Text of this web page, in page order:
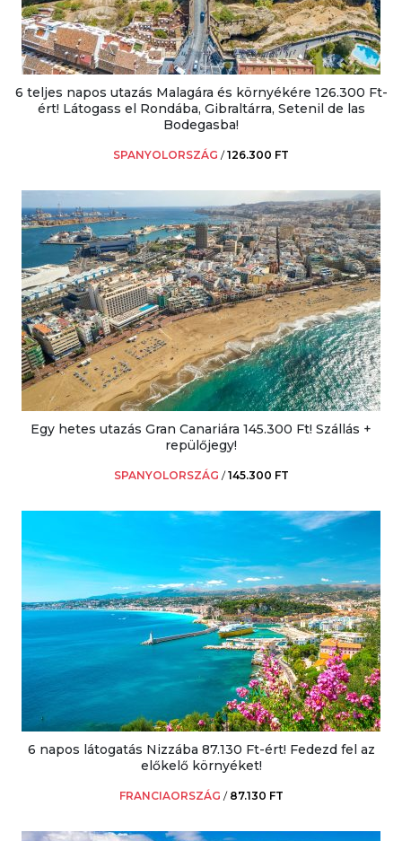
6 teljes napos utazás Malagára és környékére 126.300 Ft-
ért! Látogass el Rondába, Gibraltárra, Setenil de las
Bodegasba!
SPANYOLORSZÁG /126.300 FT
Egy hetes utazás Gran Canariára 145.300 Ft! Szállás +
repülőjegy!
SPANYOLORSZÁG /145.300 FT
6 napos látogatás Nizzába 87.130 Ft-ért! Fedezd fel az
előkelő környéket!
FRANCIAORSZÁG / 87.130 FT